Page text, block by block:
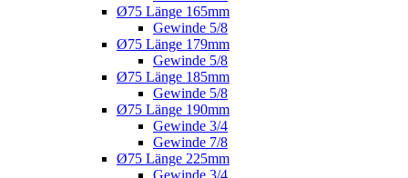
Ø75 Länge 165mm
Gewinde 5/8
Ø75 Länge 179mm
Gewinde 5/8
Ø75 Länge 185mm
Gewinde 5/8
Ø75 Länge 190mm
Gewinde 3/4
Gewinde 7/8
Ø75 Länge 225mm
Gewinde 3/4